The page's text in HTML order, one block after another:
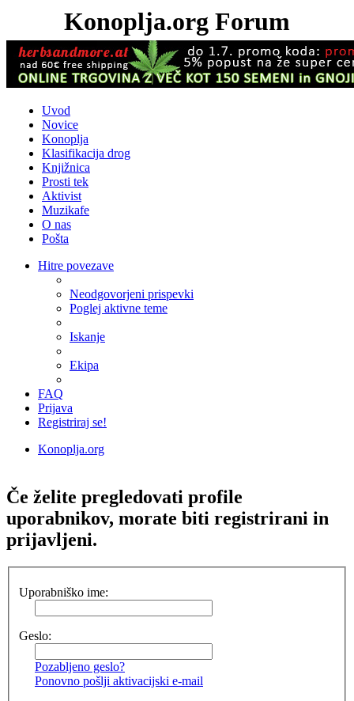
Konoplja.org Forum
Uvod
Novice
Konoplja
Klasifikacija drog
Knjižnica
Prosti tek
Aktivist
Muzikafe
O nas
Pošta
Hitre povezave
Neodgovorjeni prispevki
Poglej aktivne teme
Iskanje
Ekipa
FAQ
Prijava
Registriraj se!
Konoplja.org
Če želite pregledovati profile
uporabnikov, morate biti registrirani in
prijavljeni.
Uporabniško ime:
Geslo:
Pozabljeno geslo?
Ponovno pošlji aktivacijski e-mail